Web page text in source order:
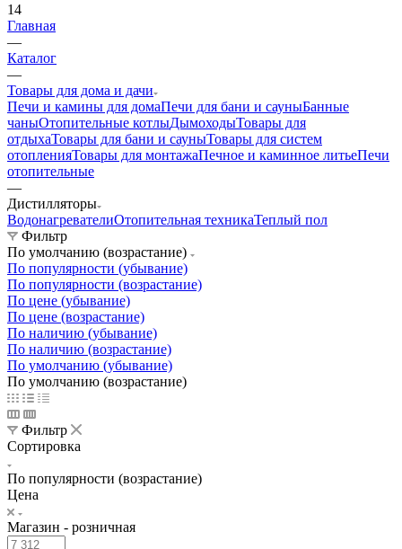
14
Главная
—
Каталог
—
Товары для дома и дачи
Печи и камины для домаПечи для бани и сауныБанные
чаныОтопительные котлыДымоходыТовары для
отдыхаТовары для бани и сауныТовары для систем
отопленияТовары для монтажаПечное и каминное литьеПечи
отопительные
—
Дистилляторы
ВодонагревателиОтопительная техникаТеплый пол
Фильтр
По умолчанию (возрастание)
По популярности (убывание)
По популярности (возрастание)
По цене (убывание)
По цене (возрастание)
По наличию (убывание)
По наличию (возрастание)
По умолчанию (убывание)
По умолчанию (возрастание)
Фильтр
Сортировка
По популярности (возрастание)
Цена
Магазин - розничная